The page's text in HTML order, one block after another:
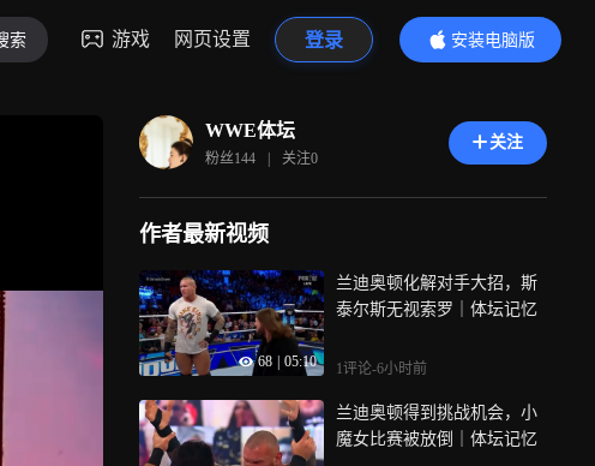
索 游戏 网页设置 登录
安装电脑版
内容更精彩
WWE体坛
粉丝144 | 关注0
关注
作者最新视频
68 05:10
兰迪奥顿化解对手大招，斯
泰尔斯无视索罗｜体坛记忆
1评论-6小时前
兰迪奥顿得到挑战机会，小
魔女比赛被放倒｜体坛记忆